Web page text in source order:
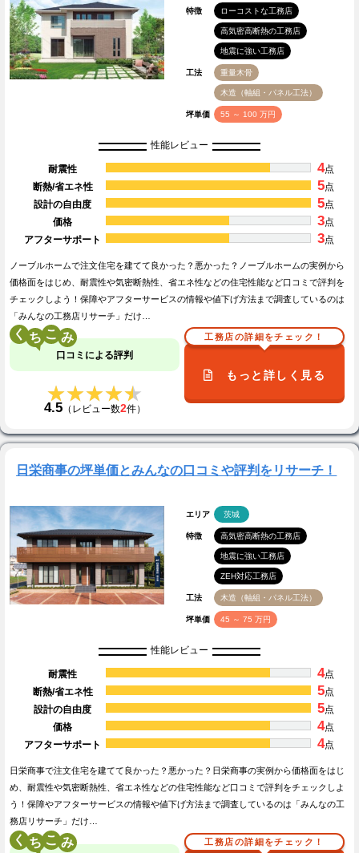
特徴 ローコストな工務店
高気密高断熱の工務店
地震に強い工務店
工法 重量木骨
木造（軸組・パネル工法）
坪単価 55 ～ 100 万円
性能レビュー
耐震性 4点
断熱/省エネ性
5点
設計の自由度
5点
価格
3点
アフターサポート
3点
ノーブルホームで注文住宅を建てて良かった？悪かった？ノーブルホームの実例から
価格面をはじめ、耐震性や気密断熱性、省エネ性などの住宅性能など口コミで評判を
チェックしよう！保障やアフターサービスの情報や値下げ方法まで調査しているのは
「みんなの工務店リサーチ」だけ…
く こ
口コミによる評判
★★★★★
★★★★★
4.5（レビュー数2件）
工務店の詳細をチェック！
もっと詳しく見る
日栄商事の坪単価とみんなの口コミや評判をリサーチ！
エリア 茨城
特徴 高気密高断熱の工務店
地震に強い工務店
ZEH対応工務店
工法 木造（軸組・パネル工法）
坪単価 45 ～ 75 万円
性能レビュー
耐震性 4点
断熱/省エネ性
5点
設計の自由度
5点
価格
4点
アフターサポート
4点
日栄商事で注文住宅を建てて良かった？悪かった？日栄商事の実例から価格面をはじ
め、耐震性や気密断熱性、省エネ性などの住宅性能など口コミで評判をチェックしよ
う！保障やアフターサービスの情報や値下げ方法まで調査しているのは「みんなの工
務店リサーチ」だけ…
く こ 工務店の詳細をチェック！